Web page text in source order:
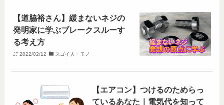
【道脇裕さん】緩まないネジの
発明家に学ぶブレークスルーす
る考え方
2022/02/12 スゴイ人・モノ
【エアコン】つけるのためらっ
ているあなた｜電気代を知って